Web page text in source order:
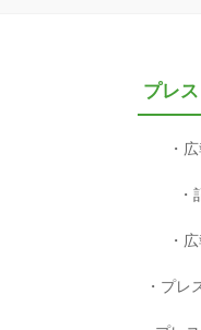
プレ
プレ